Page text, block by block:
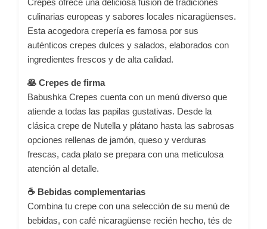
Crepes ofrece una deliciosa fusión de tradiciones
culinarias europeas y sabores locales nicaragüenses.
Esta acogedora crepería es famosa por sus
auténticos crepes dulces y salados, elaborados con
ingredientes frescos y de alta calidad.
🥞 Crepes de firma
Babushka Crepes cuenta con un menú diverso que
atiende a todas las papilas gustativas. Desde la
clásica crepe de Nutella y plátano hasta las sabrosas
opciones rellenas de jamón, queso y verduras
frescas, cada plato se prepara con una meticulosa
atención al detalle.
☕ Bebidas complementarias
Combina tu crepe con una selección de su menú de
bebidas, con café nicaragüense recién hecho, tés de